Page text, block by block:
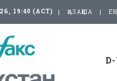
19:40 (АСТ) ҚАЗАҚША